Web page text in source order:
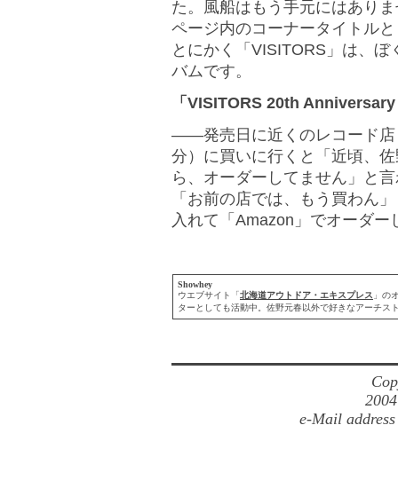
た。風船はもう手元にはあり
ページ内のコーナータイトル
とにかく「VISITORS」は、
バムです。
「VISITORS 20th
――発売日に近くのレコード店
分）に買いに行くと「近頃、
ら、オーダーしてません」と
「お前の店では、もう買わん
入れて「Amazon」でオーダー
Showhey
ウエブサイト「北海道アウトドア・エキスプレス 」の
ターとしても活動中。佐野元春以外で好きなアーチス
e-Mail